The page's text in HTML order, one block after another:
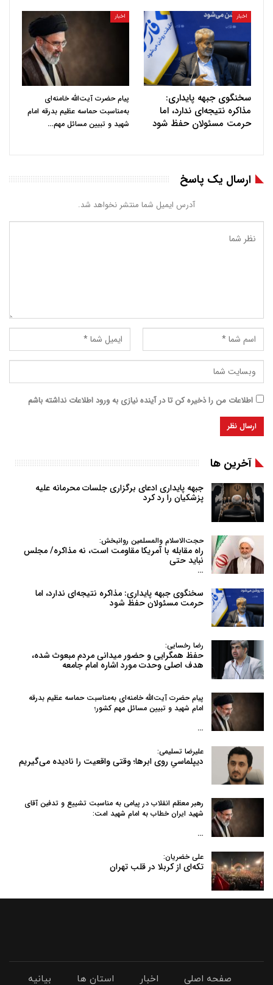
اخبار
سخنگوی جبهه پایداری:
مذاکره نتیجه‌ای ندارد، اما
حرمت مسئولان حفظ شود
اخبار
پیام حضرت آیت‌الله خامنه‌ای
به‌مناسبت حماسه عظیم بدرقه امام
شهید و تبیین مسائل مهم…
ارسال یک پاسخ
آدرس ایمیل شما منتشر نخواهد شد.
اطلاعات من را ذخیره کن تا در آینده نیازی به ورود اطلاعات نداشته باشم
آخرین ها
جبهه پایداری ادعای برگزاری جلسات محرمانه علیه
پزشکیان را رد کرد
حجت‌الاسلام والمسلمین روانبخش:
راه مقابله با آمریکا مقاومت است، نه مذاکره/ مجلس
نباید حتی
…
سخنگوی جبهه پایداری: مذاکره نتیجه‌ای ندارد، اما
حرمت مسئولان حفظ شود
رضا رخسایی:
حفظ همگرایی و حضور میدانی مردم مبعوث شده،
هدف اصلی وحدت مورد اشاره امام جامعه
پیام حضرت آیت‌الله خامنه‌ای به‌مناسبت حماسه عظیم بدرقه
امام شهید و تبیین مسائل مهم کشور؛
…
علیرضا تسلیمی:
دیپلماسیِ روی ابرها؛ وقتی واقعیت را نادیده می‌گیریم
رهبر معظم انقلاب در پیامی به‌ مناسبت تشییع و تدفین آقای
شهید ایران خطاب به امام شهید امت:
…
علی خضریان:
تکه‌ای از کربلا در قلب تهران
صفحه اصلی اخبار استان ها بیانیه